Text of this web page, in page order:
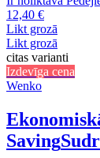
12,40 €
Likt grozā
Likt grozā
citas varianti
Izdevīga cena
Wenko
Saving